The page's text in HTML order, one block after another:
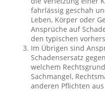
fahrlässig geschah
Leben, Körper oder
Ansprüche auf
den typischen
Im Übrigen sind
Schadensersatz
welchem
Sachmangel,
anderen Pflichten